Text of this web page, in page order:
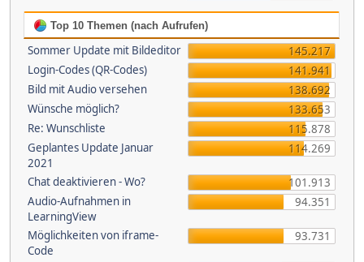
Top 10 Themen (nach Aufrufen)
Sommer Update mit Bildeditor
145.217
Login-Codes (QR-Codes)
141.941
Bild mit Audio versehen
138.692
Wünsche möglich?
133.653
Re: Wunschliste
115.878
Geplantes Update Januar
2021
114.269
Chat deaktivieren - Wo?
101.913
Audio-Aufnahmen in
LearningView
94.351
Möglichkeiten von iframe-
Code
93.731